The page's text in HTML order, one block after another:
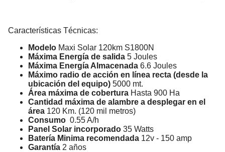
Características Técnicas:
Modelo Maxi Solar 120km S1800N
Máxima Energía de salida 5 Joules
Máxima Energía Almacenada 6.6 Joules
Máximo radio de acción en línea recta (desde la
ubicación del equipo) 5000 mt.
Área máxima de cobertura Hasta 900 Ha
Cantidad máxima de alambre a desplegar en el
área 120 Km. (120 mil metros)
Consumo 0.55 A/h
Panel Solar incorporado 35 Watts
Batería Minima recomendada 12v - 150 amp
Garantía 2 años